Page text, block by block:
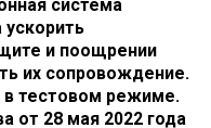
система
и поощрении
их сопровождение.
в тестовом режиме.
от 28 мая 2022 года